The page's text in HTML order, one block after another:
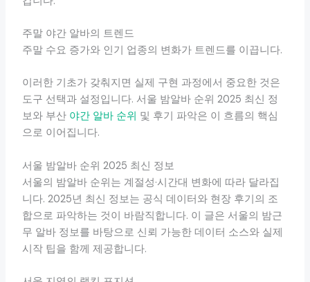
주말 야간 알바의 트렌드
주말 수요 증가와 인기 업종의 변화가 트렌드를 이끕니다.
이러한 기초가 갖춰지면 실제 구현 과정에서 중요한 것은
도구 선택과 설정입니다. 서울 밤알바 순위 2025 최신 정
보와 부산 야간 알바 순위 및 후기 파악은 이 흐름의 핵심
으로 이어집니다.
서울 밤알바 순위 2025 최신 정보
서울의 밤알바 순위는 계절성·시간대 변화에 따라 달라집
니다. 2025년 최신 정보는 공식 데이터와 현장 후기의 조
합으로 파악하는 것이 바람직합니다. 이 글은 서울의 밤근
무 알바 정보를 바탕으로 신뢰 가능한 데이터 소스와 실제
시작 팁을 함께 제공합니다.